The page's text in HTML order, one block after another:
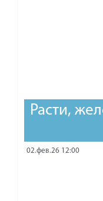
Расти,
02.фев.26 12:00